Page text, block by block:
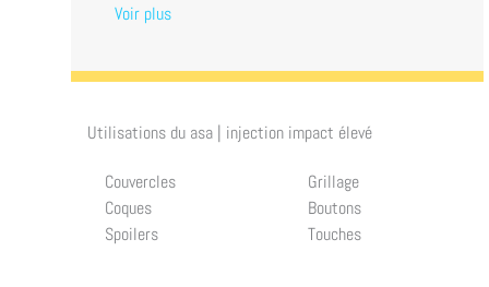
Voir plus
Utilisations du asa | injection impact élevé
Couvercles
Coques
Spoilers
Grillage
Boutons
Touches